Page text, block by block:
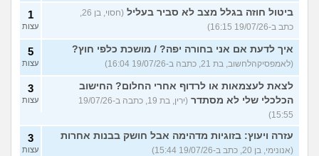
ביטול חוזה בגלל מצב לא סביר בעליל
כתב ב-19/07/26 16:15)
1
עצות
איך לדעת אם אני בחורה יפה? / מושכת כלפי חוץ?
(לאמפסיקהלחשוב, בת 21, כתבה ב-19/07/26 16:04)
5
עצות
לצאת לעצמאות או לרדוף אחרי החלום? החישוב
הכלכלי שלי לא מסתדר
(ירין, בת 19, כתבה ב-19/07/26
15:55)
3
עצות
עזרה ויעוץ: בזוגיות מדהימה אבל חושק בבנות אחרות
(אנונימי, בן 20, כתב ב-19/07/26 15:44)
3
עצות